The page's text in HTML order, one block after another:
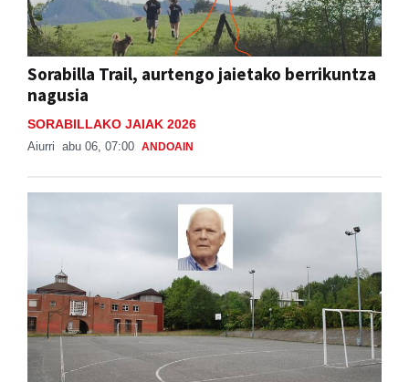
Sorabilla Trail, aurtengo jaietako berrikuntza
nagusia
SORABILLAKO JAIAK 2026
Aiurri abu 06, 07:00 ANDOAIN